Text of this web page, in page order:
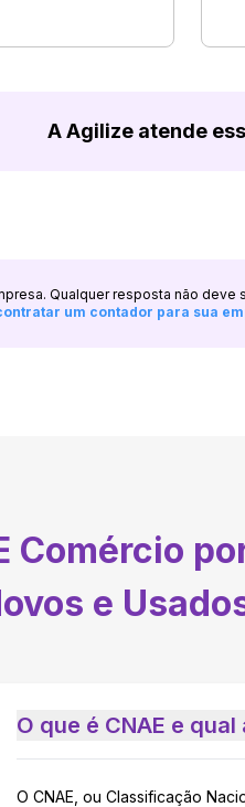
A Agilize atende
Qualquer resposta não
um contador para sua
Comércio
e
O que é CNAE e
O CNAE, ou Classificação